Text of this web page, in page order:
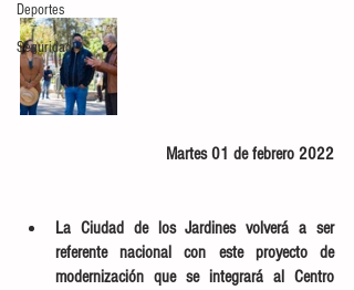
Deportes
Seguridad
Martes 01 de febrero 2022
La Ciudad de los Jardines volverá a ser
referente nacional con este proyecto de
modernización que se integrará al Centro